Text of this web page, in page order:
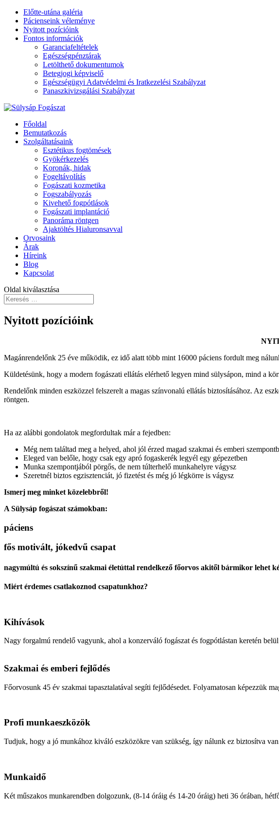
Előtte-utána galéria
Pácienseink véleménye
Nyitott pozícióink
Fontos információk
Garanciafeltételek
Egészségpénztárak
Letölthető dokumentumok
Betegjogi képviselő
Egészségügyi Adatvédelmi és Iratkezelési Szabályzat
Panaszkivizsgálási Szabályzat
Főoldal
Bemutatkozás
Szolgáltatásaink
Esztétikus fogtömések
Gyökérkezelés
Koronák, hidak
Fogeltávolítás
Fogászati kozmetika
Fogszabályozás
Kivehető fogpótlások
Fogászati implantáció
Panoráma röntgen
Ajaktöltés Hialuronsavval
Orvosaink
Árak
Híreink
Blog
Kapcsolat
Oldal kiválasztása
Nyitott pozícióink
Magánrendelőnk 25 éve működik, ez idő alatt több mint 16000 páciens fordult meg
Küldetésünk, hogy a modern fogászati ellátás elérhető legyen mind sülysápon, mind a
Rendelőnk minden eszközzel felszerelt a magas színvonalú ellátás biztosításához. Az
röntgen.
Ha az alábbi gondolatok megfordultak már a fejedben:
Még nem találtad meg a helyed, ahol jól érzed magad szakmai és emberi
Eleged van belőle, hogy csak egy apró fogaskerék legyél egy gépezetben
Munka szempontjából pörgős, de nem túlterhelő munkahelyre vágysz
Szeretnél biztos egzisztenciát, jó fizetést és még jó légkörre is vágysz
Ismerj meg minket közelebbről!
A Sülysáp fogászat számokban:
páciens
fős motivált, jókedvű csapat
nagymúltú és sokszínű szakmai életúttal rendelkező főorvos akitől bármikor lehet
Miért érdemes csatlakoznod csapatunkhoz?
Kihívások
Nagy forgalmú rendelő vagyunk, ahol a konzerváló fogászat és fogpótlástan keretén
Szakmai és emberi fejlődés
Főorvosunk 45 év szakmai tapasztalatával segíti fejlődésedet. Folyamatosan képezzük
Profi munkaeszközök
Tudjuk, hogy a jó munkához kiváló eszközökre van szükség, így nálunk ez biztosítva
Munkaidő
Két műszakos munkarendben dolgozunk, (8-14 óráig és 14-20 óráig) heti 36 órában,